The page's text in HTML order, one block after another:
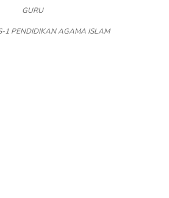
GURU
1 PENDIDIKAN AGAMA ISLAM